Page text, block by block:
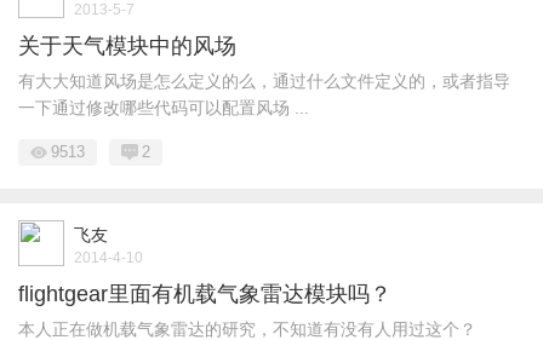
2013-5-7
关于天气模块中的风场
有大大知道风场是怎么定义的么，通过什么文件定义的，或者指导
一下通过修改哪些代码可以配置风场 ...
9513 2
飞友
2014-4-10
flightgear里面有机载气象雷达模块吗？
本人正在做机载气象雷达的研究，不知道有没有人用过这个？